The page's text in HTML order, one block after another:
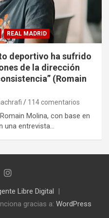
REAL MADRID
deportivo ha sufrido
de la dirección
(Romain
114 comentarios
Molina, con base en
una entrevista…
Libre Digital
gracias a: WordPress